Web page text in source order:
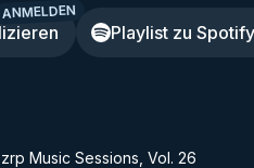
ANMELDEN
Playlist zu
Music Sessions, Vol. 26